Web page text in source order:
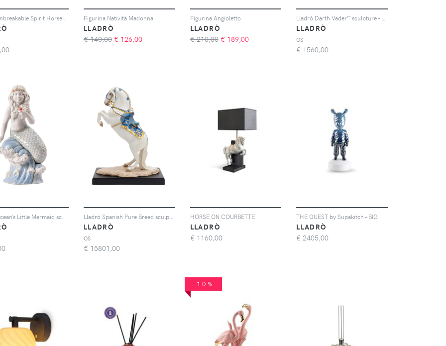
Figurina Natività Madonna
LLADRÒ
€ 140,00 € 126,00
Figurina Angioletto
LLADRÒ
€ 210,00 € 189,00
LLADRÒ
OS
€ 1560,00
Lladró Spanish Pure Breed sculpture - Limited Edition of 500 - Bianco
LLADRÒ
OS
€ 15801,00
HORSE ON COURBETTE
LLADRÒ
€ 1160,00
THE GUEST by Supakitch - BIG
LLADRÒ
€ 2405,00
-10%